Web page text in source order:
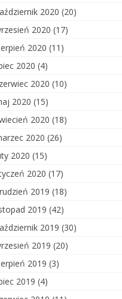
2020 (20)
2020 (17)
2020 (11)
2020 (4)
2020 (10)
2020 (15)
2020 (18)
2020 (26)
2020 (15)
2020 (17)
2019 (18)
2019 (42)
2019 (30)
2019 (20)
2019 (3)
2019 (4)